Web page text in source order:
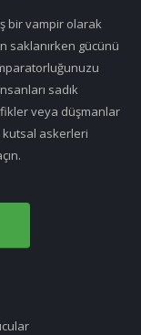
bir vampir olarak
saklanırken gücünü
sadık
veya düşmanlar
kutsal askerleri